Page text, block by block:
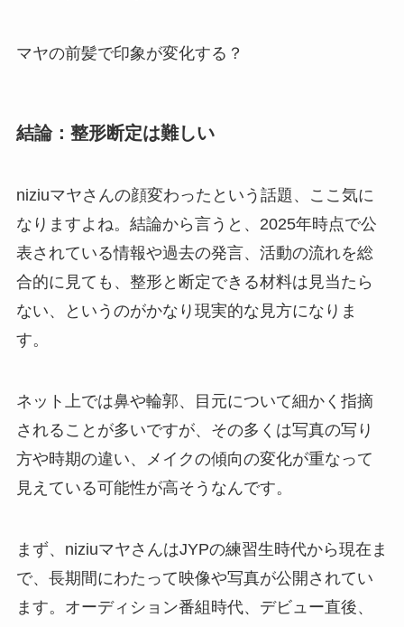
マヤの前髪で印象が変化する？
結論：整形断定は難しい
niziuマヤさんの顔変わったという話題、ここ気に
なりますよね。結論から言うと、2025年時点で公
表されている情報や過去の発言、活動の流れを総
合的に見ても、整形と断定できる材料は見当たら
ない、というのがかなり現実的な見方になりま
す。
ネット上では鼻や輪郭、目元について細かく指摘
されることが多いですが、その多くは写真の写り
方や時期の違い、メイクの傾向の変化が重なって
見えている可能性が高そうなんです。
まず、niziuマヤさんはJYPの練習生時代から現在ま
で、長期間にわたって映像や写真が公開されてい
ます。オーディション番組時代、デビュー直後、